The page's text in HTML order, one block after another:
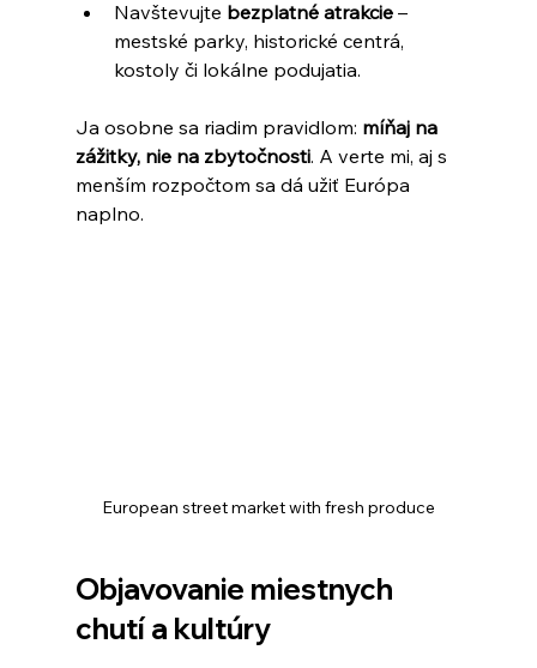
Navštevujte bezplatné atrakcie –
mestské parky, historické centrá,
kostoly či lokálne podujatia.
Ja osobne sa riadim pravidlom: míňaj na
zážitky, nie na zbytočnosti. A verte mi, aj s
menším rozpočtom sa dá užiť Európa
naplno.
European street market with fresh produce
Objavovanie miestnych
chutí a kultúry